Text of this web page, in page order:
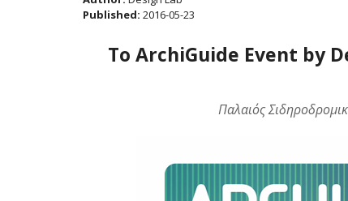
Published: 2016-05-23
Το ArchiGuide Event by
Παλαιός